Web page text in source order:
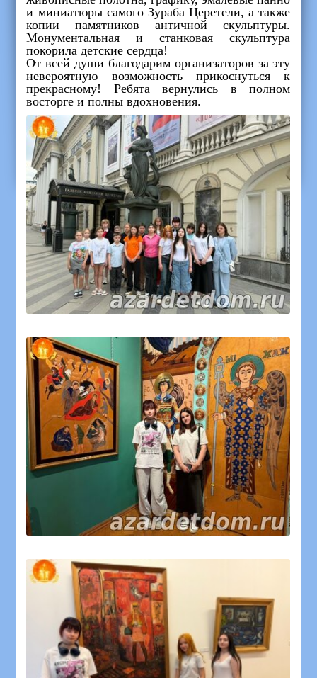
и миниатюры самого Зураба Церетели, а также
копии памятников античной скульптуры.
Монументальная и станковая скульптура
покорила детские сердца!
От всей души благодарим организаторов за эту
невероятную возможность прикоснуться к
прекрасному! Ребята вернулись в полном
восторге и полны вдохновения.